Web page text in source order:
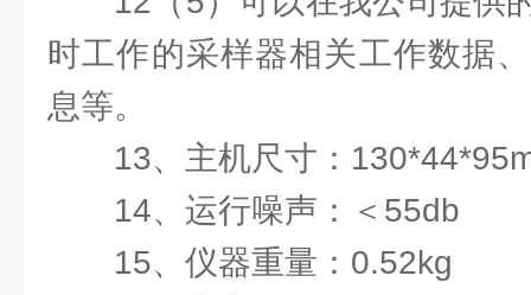
时工作的采样器相关工作数据
息等。
13、主机尺寸：
14、运行噪声：＜55db
15、仪器重量：0.52kg